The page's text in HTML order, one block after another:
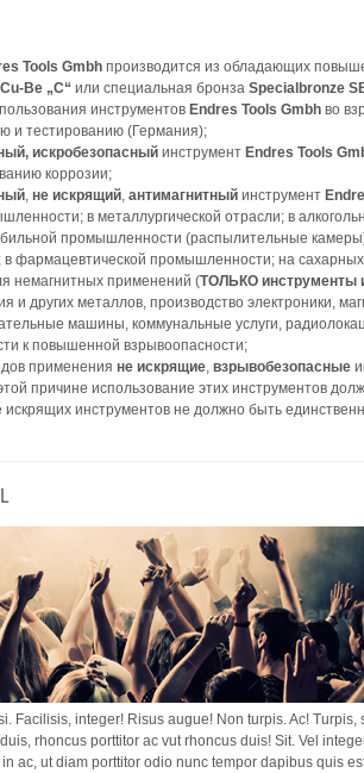
Tools Gmbh производится из обладающих
Be „C“ или специальная бронза Specialbronze
инструментов Endres Tools Gmbh во
и тестированию (Германия);
искробезопасный инструмент Endres Tools
коррозии;
, не искрящий, антимагнитный инструмент
в металлургической отрасли; в
промышленности (распылительные
фармацевтической промышленности; на
немагнитных применений (ТОЛЬКО инструменты
и других металлов, производство электроники,
машины, коммунальные услуги,
к повышенной взрывоопасности;
применения не искрящие, взрывобезопасные
причине использование этих инструментов
искрящих инструментов не должно быть
Facilisis, integer! Risus augue! Non turpis. Ac! Turpis,
rhoncus porttitor ac vut rhoncus duis! Sit. Vel
ac, ut diam porttitor odio nunc tempor dapibus quis